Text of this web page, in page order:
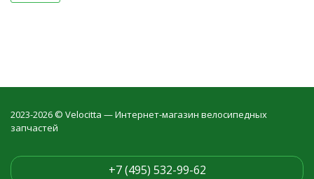
2023-2026 © Velocitta — Интернет-магазин велосипедных
запчастей
+7 (495) 532-99-62